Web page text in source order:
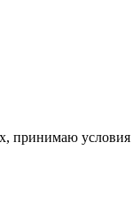
принимаю условия